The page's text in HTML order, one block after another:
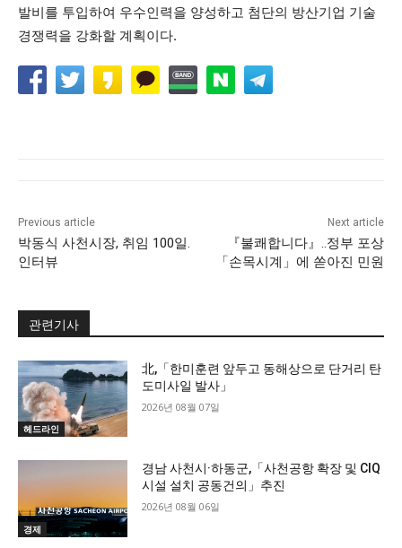
발비를 투입하여 우수인력을 양성하고 첨단의 방산기업 기술
경쟁력을 강화할 계획이다.
Previous article
박동식 사천시장, 취임 100일.
인터뷰
Next article
『불쾌합니다』..정부 포상
「손목시계」에 쏟아진 민원
관련기사
헤드라인
北,「한미훈련 앞두고 동해상으로 단거리 탄
도미사일 발사」
2026년 08월 07일
경제
경남 사천시·하동군,「사천공항 확장 및 CIQ
시설 설치 공동건의」추진
2026년 08월 06일